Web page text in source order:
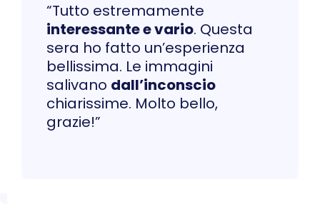
“Tutto estremamente
interessante e vario. Questa
sera ho fatto un’esperienza
bellissima. Le immagini
salivano dall’inconscio
chiarissime. Molto bello,
grazie!”